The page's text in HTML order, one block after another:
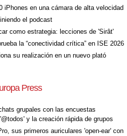
iPhones en una cámara de alta velocidad
el podcast
como estrategia: lecciones de 'Sirât'
la “conectividad crítica” en ISE 2026
su realización en un nuevo plató
Press
grupales con las encuestas
y la creación rápida de grupos
sus primeros auriculares 'open-ear' con